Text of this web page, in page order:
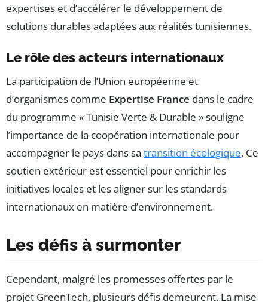
expertises et d’accélérer le développement de
solutions durables adaptées aux réalités tunisiennes.
Le rôle des acteurs internationaux
La participation de l’Union européenne et
d’organismes comme Expertise France dans le cadre
du programme « Tunisie Verte & Durable » souligne
l’importance de la coopération internationale pour
accompagner le pays dans sa transition écologique. Ce
soutien extérieur est essentiel pour enrichir les
initiatives locales et les aligner sur les standards
internationaux en matière d’environnement.
Les défis à surmonter
Cependant, malgré les promesses offertes par le
projet GreenTech, plusieurs défis demeurent. La mise